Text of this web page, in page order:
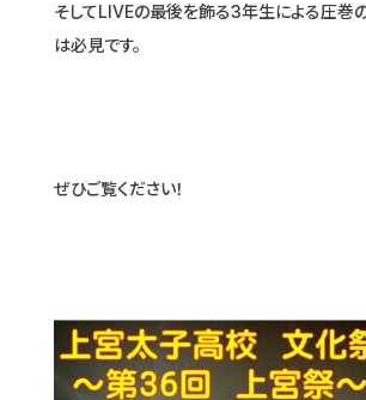
そしてLIVEの最後を飾る3年生による圧巻
は必見です。
ぜひご覧ください！